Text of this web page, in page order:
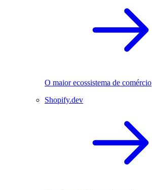
O maior ecossistema de comércio
Shopify.dev